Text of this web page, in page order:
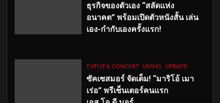
ธุรกิจของตัวเอง “สลัดแห่ง
อนาคต” พร้อมเปิดตัวหนังสั้น เล่น
เอง-กำกับเองครั้งแรก!
EVENT & CONCERT LIVING UPDATE
ซัคเซสมอร์ จัดเต็ม! “มาริโอ้ เมา
เร่อ” พรีเซ็นเตอร์คนแรก